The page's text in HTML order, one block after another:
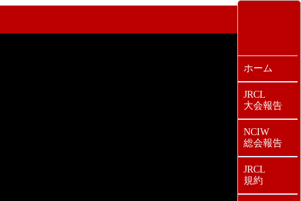
ホーム
JRCL
大会報告
NCIW
総会報告
JRCL
規約